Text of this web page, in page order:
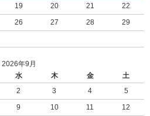
19 20 21
22
26 27 28
29
2026年9月
水 木 金
土
2 3 4
5
9 10 11
12